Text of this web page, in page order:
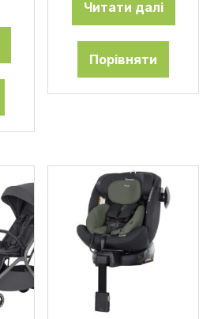
Читати далі
Порівняти